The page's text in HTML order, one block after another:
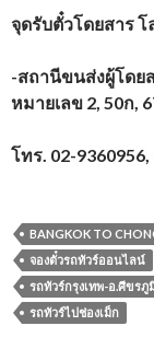
จุดรับตั๋วโดยสารโ
-สถานีขนส่งผู้โดย
หมายเลข 2, 50ก,
โทร. 02-
BANGKOK TO
จองตั๋วรถทัวร์ออนไลน์
รถทัวร์กรุงเทพ-อ.ศีขรภู
รถทัวร์ไปช่องเม็ก